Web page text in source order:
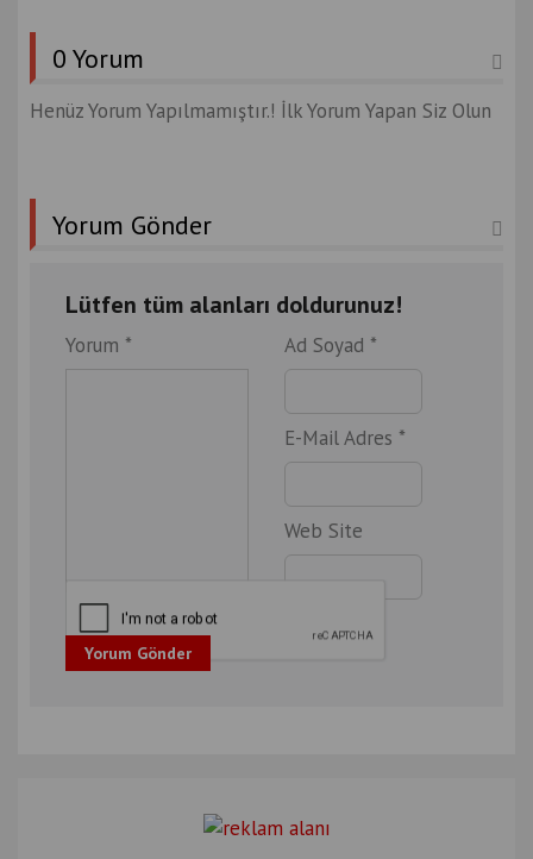
0 Yorum
Henüz Yorum Yapılmamıştır.! İlk Yorum Yapan Siz Olun
Yorum Gönder
Lütfen tüm alanları doldurunuz!
Yorum * Ad Soyad *
E-Mail Adres *
Web Site
Yorum Gönder